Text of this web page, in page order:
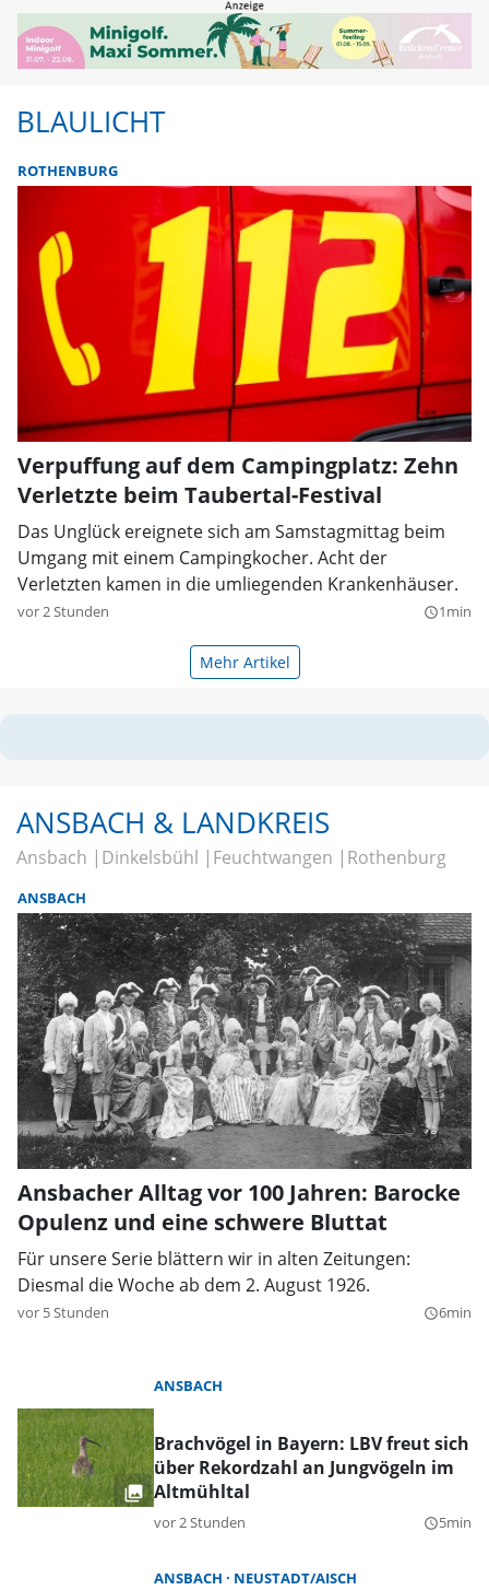
BLAULICHT
ROTHENBURG
Verpuffung auf dem Campingplatz: Zehn
Verletzte beim Taubertal-Festival
Das Unglück ereignete sich am Samstagmittag beim
Umgang mit einem Campingkocher. Acht der
Verletzten kamen in die umliegenden Krankenhäuser.
vor 2 Stunden query_builder1min
Mehr Artikel
ANSBACH & LANDKREIS
Ansbach Dinkelsbühl Feuchtwangen Rothenburg
ANSBACH
Ansbacher Alltag vor 100 Jahren: Barocke
Opulenz und eine schwere Bluttat
Für unsere Serie blättern wir in alten Zeitungen:
Diesmal die Woche ab dem 2. August 1926.
vor 5 Stunden query_builder6min
ANSBACH
Brachvögel in Bayern: LBV freut sich
über Rekordzahl an Jungvögeln im
Altmühltal
vor 2 Stunden query_builder5min
ANSBACH NEUSTADT/AISCH